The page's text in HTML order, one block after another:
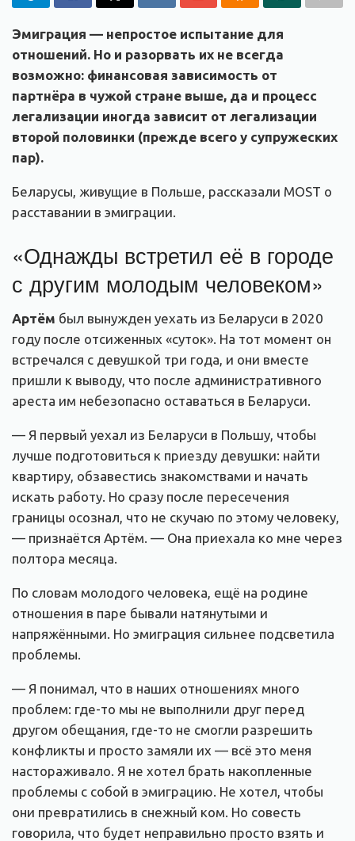
Эмиграция — непростое испытание для
отношений. Но и разорвать их не всегда
возможно: финансовая зависимость от
партнёра в чужой стране выше, да и процесс
легализации иногда зависит от легализации
второй половинки (прежде всего у супружеских
пар).
Беларусы, живущие в Польше, рассказали MOST о
расставании в эмиграции.
«Однажды встретил её в городе
с другим молодым человеком»
Артём был вынужден уехать из Беларуси в 2020
году после отсиженных «суток». На тот момент он
встречался с девушкой три года, и они вместе
пришли к выводу, что после административного
ареста им небезопасно оставаться в Беларуси.
— Я первый уехал из Беларуси в Польшу, чтобы
лучше подготовиться к приезду девушки: найти
квартиру, обзавестись знакомствами и начать
искать работу. Но сразу после пересечения
границы осознал, что не скучаю по этому человеку,
— признаётся Артём. — Она приехала ко мне через
полтора месяца.
По словам молодого человека, ещё на родине
отношения в паре бывали натянутыми и
напряжёнными. Но эмиграция сильнее подсветила
проблемы.
— Я понимал, что в наших отношениях много
проблем: где-то мы не выполнили друг перед
другом обещания, где-то не смогли разрешить
конфликты и просто замяли их — всё это меня
настораживало. Я не хотел брать накопленные
проблемы с собой в эмиграцию. Не хотел, чтобы
они превратились в снежный ком. Но совесть
говорила, что будет неправильно просто взять и